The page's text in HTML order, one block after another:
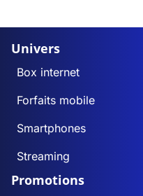
Univers
Box internet
Forfaits mobile
Smartphones
Streaming
Promotions